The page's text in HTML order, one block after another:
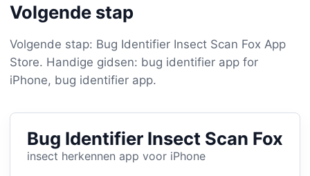
Volgende stap
Volgende stap: Bug Identifier Insect Scan Fox App
Store. Handige gidsen: bug identifier app for
iPhone, bug identifier app.
Bug Identifier Insect Scan Fox
insect herkennen app voor iPhone